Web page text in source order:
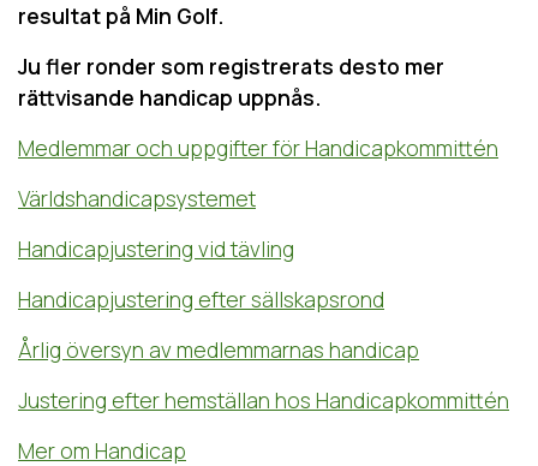
resultat på Min Golf.
Ju fler ronder som registrerats desto mer
rättvisande handicap uppnås.
Medlemmar och uppgifter för Handicapkommittén
Världshandicapsystemet
Handicapjustering vid tävling
Handicapjustering efter sällskapsrond
Årlig översyn av medlemmarnas handicap
Justering efter hemställan hos Handicapkommittén
Mer om Handicap